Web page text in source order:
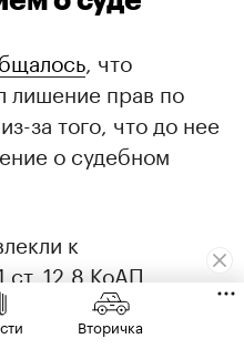
, что
лишение прав по
за того, что до нее
о судебном
к
ст. 12.8 КоАП.
штраф и лишил
Вторичка